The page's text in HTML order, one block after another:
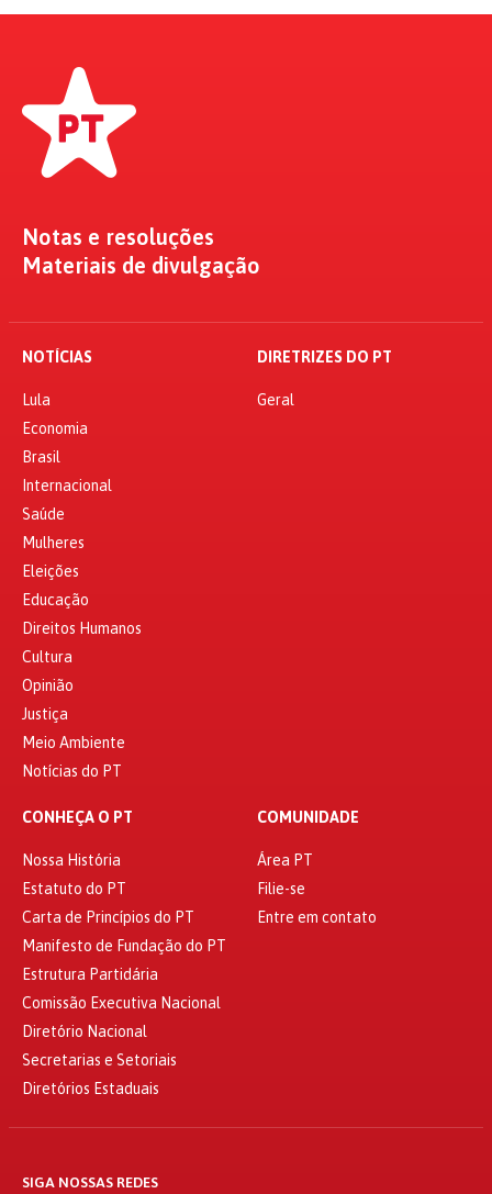
Notas e resoluções
Materiais de divulgação
NOTÍCIAS
Lula
Economia
Brasil
Internacional
Saúde
Mulheres
Eleições
Educação
Direitos Humanos
Cultura
Opinião
Justiça
Meio Ambiente
Notícias do PT
DIRETRIZES DO PT
Geral
CONHEÇA O PT
Nossa História
Estatuto do PT
Carta de Princípios do PT
Manifesto de Fundação do PT
Estrutura Partidária
Comissão Executiva Nacional
Diretório Nacional
Secretarias e Setoriais
Diretórios Estaduais
COMUNIDADE
Área PT
Filie-se
Entre em contato
SIGA NOSSAS REDES